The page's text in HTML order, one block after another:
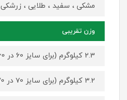
مشکی ، سفید ، طلایی ، زرشکی
وزن تقریبی
2.3 کیلوگرم (برای سایز 60 در 60)
3.2 کیلوگرم (برای سایز 70 در 70)